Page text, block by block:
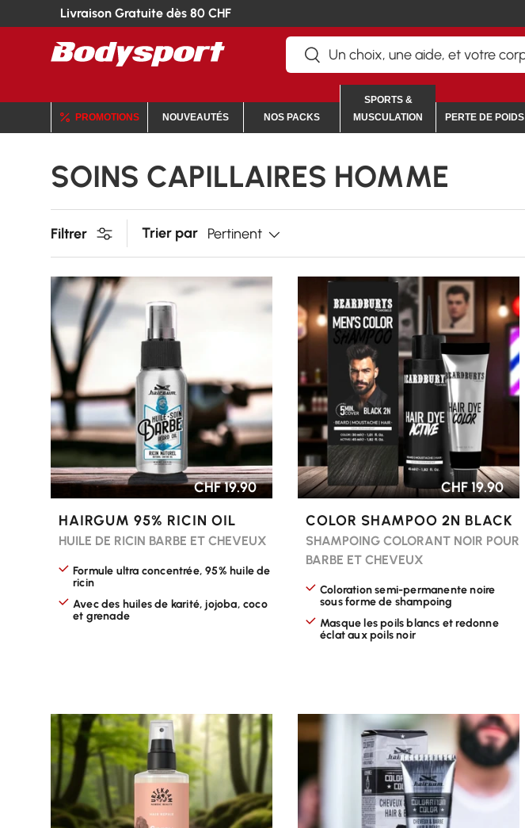
Livraison Gratuite dès 80 CHF
Recherche
Rechercher
PROMOTIONS NOUVEAUTÉS NOS PACKS
SPORTS &
MUSCULATION
PERTE DE POIDS
SOINS CAPILLAIRES HOMME
Filtrer Trier par Pertinent
CHF 19.90
CHOISIR LES OPTIONS
HAIRGUM 95% RICIN OIL
HUILE DE RICIN BARBE ET CHEVEUX
Formule ultra concentrée, 95% huile de
ricin
Avec des huiles de karité, jojoba, coco
et grenade
CHF 19.90
CHOISIR LES OPTIONS
COLOR SHAMPOO 2N BLACK
SHAMPOING COLORANT NOIR POUR
BARBE ET CHEVEUX
Coloration semi-permanente noire
sous forme de shampoing
Masque les poils blancs et redonne
éclat aux poils noir
CHOISIR LES OPTIONS CHOISIR LES OPTIONS